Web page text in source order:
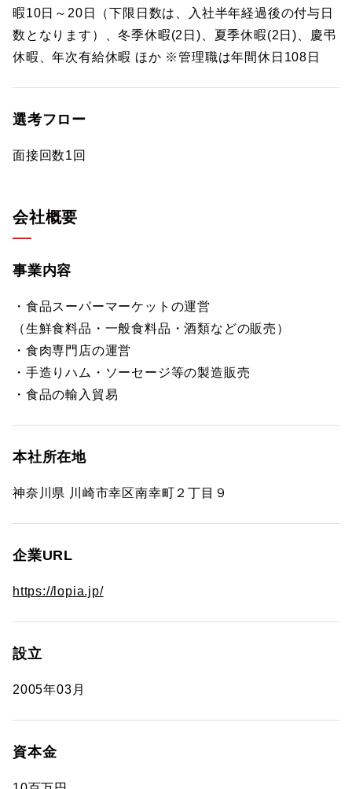
暇10日～20日（下限日数は、入社半年経過後の付与日
数となります）、冬季休暇(2日)、夏季休暇(2日)、慶弔
休暇、年次有給休暇 ほか ※管理職は年間休日108日
選考フロー
面接回数1回
会社概要
事業内容
・食品スーパーマーケットの運営
（生鮮食料品・一般食料品・酒類などの販売）
・食肉専門店の運営
・手造りハム・ソーセージ等の製造販売
・食品の輸入貿易
本社所在地
神奈川県 川崎市幸区南幸町２丁目９
企業URL
https://lopia.jp/
設立
2005年03月
資本金